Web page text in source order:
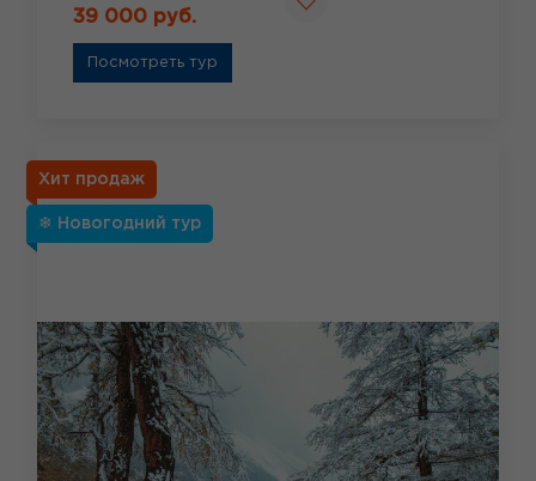
39 000 руб.
Посмотреть тур
Хит продаж
❄ Новогодний тур